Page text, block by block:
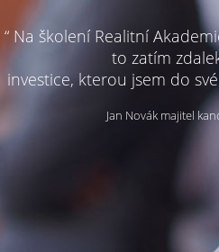
“ Na školení Realitní
to zatím
investice, kterou jsem do
Jan Novák majitel